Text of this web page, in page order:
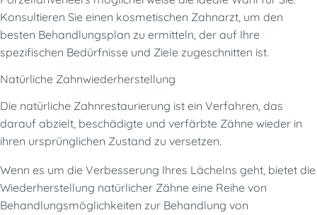
Konsultieren Sie einen kosmetischen Zahnarzt, um den
besten Behandlungsplan zu ermitteln, der auf Ihre
spezifischen Bedürfnisse und Ziele zugeschnitten ist.
Natürliche Zahnwiederherstellung
Die natürliche Zahnrestaurierung ist ein Verfahren, das
darauf abzielt, beschädigte und verfärbte Zähne wieder in
ihren ursprünglichen Zustand zu versetzen.
Wenn es um die Verbesserung Ihres Lächelns geht, bietet die
Wiederherstellung natürlicher Zähne eine Reihe von
Behandlungsmöglichkeiten zur Behandlung von